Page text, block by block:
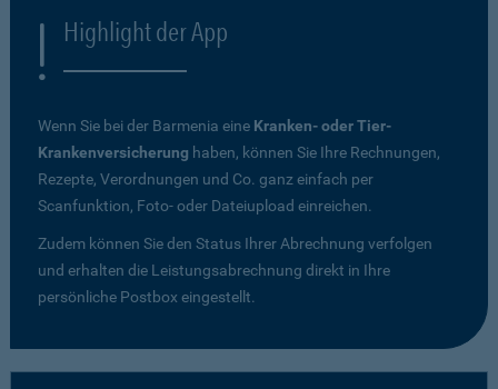
Highlight der App
Wenn Sie bei der Barmenia eine Kranken- oder Tier-
Krankenversicherung haben, können Sie Ihre Rechnungen,
Rezepte, Verordnungen und Co. ganz einfach per
Scanfunktion, Foto- oder Dateiupload einreichen.
Zudem können Sie den Status Ihrer Abrechnung verfolgen
und erhalten die Leistungsabrechnung direkt in Ihre
persönliche Postbox eingestellt.